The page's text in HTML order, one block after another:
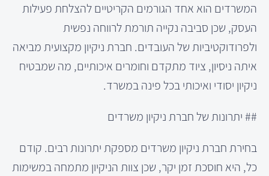
המשרדים הוא אחד הגורמים הקריטיים להצלחת פעילות
העסק, שכן סביבה נקייה תורמת לרווחה נפשית
ולפרודוקטיביות של העובדים. חברת ניקיון מקצועית מביאה
איתה ניסיון, ציוד מתקדם וחומרים איכותיים, מה שמבטיח
ניקיון יסודי ואיכותי בכל פינה במשרד.
## יתרונות של חברת ניקיון משרדים
בחירת חברת ניקיון משרדים מספקת יתרונות רבים. קודם
כל, היא חוסכת זמן יקר, שכן צוות הניקיון מתמחה במשימות